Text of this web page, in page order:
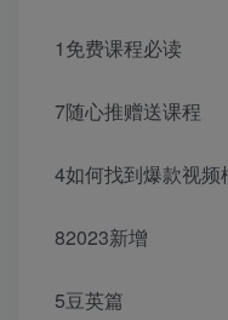
1免费课程必读
7随心推赠送课程
4如何找到爆款视频
82023新增
5豆英篇